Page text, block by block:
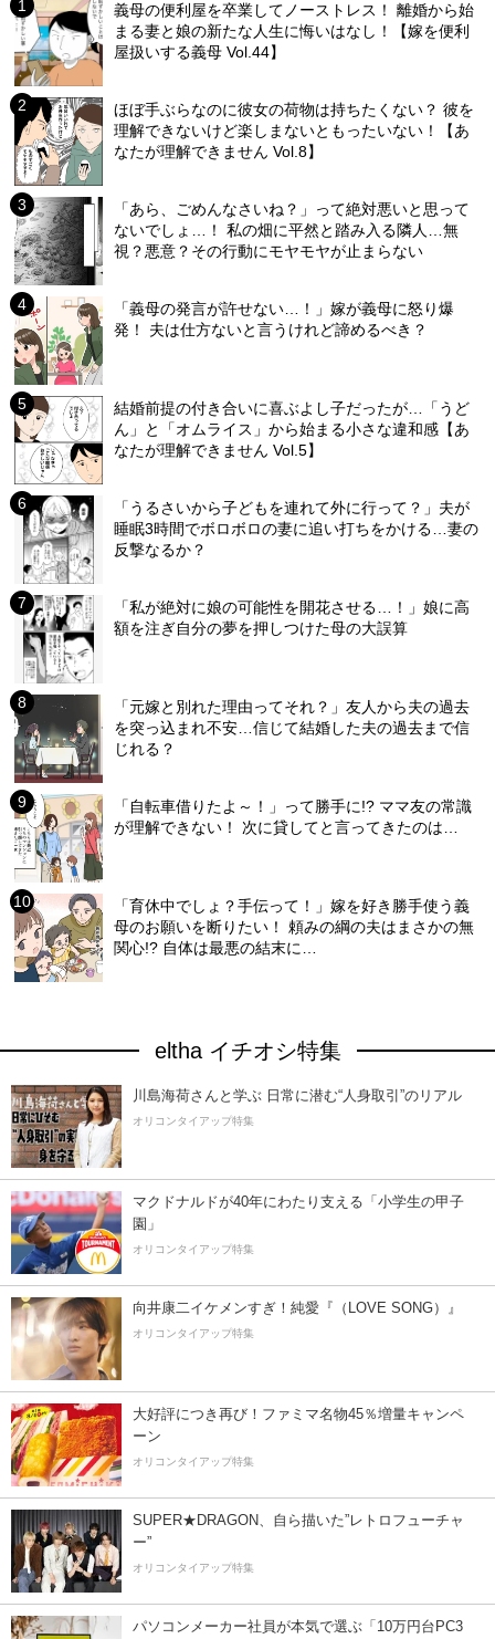
義母の便利屋を卒業してノーストレス！ 離婚から始
まる妻と娘の新たな人生に悔いはなし！【嫁を便利
屋扱いする義母 Vol.44】
ほぼ手ぶらなのに彼女の荷物は持ちたくない？ 彼を
理解できないけど楽しまないともったいない！【あ
なたが理解できません Vol.8】
「あら、ごめんなさいね？」って絶対悪いと思って
ないでしょ…！ 私の畑に平然と踏み入る隣人…無
視？悪意？その行動にモヤモヤが止まらない
「義母の発言が許せない…！」嫁が義母に怒り爆
発！ 夫は仕方ないと言うけれど諦めるべき？
結婚前提の付き合いに喜ぶよし子だったが…「うど
ん」と「オムライス」から始まる小さな違和感【あ
なたが理解できません Vol.5】
「うるさいから子どもを連れて外に行って？」夫が
睡眠3時間でボロボロの妻に追い打ちをかける…妻の
反撃なるか？
「私が絶対に娘の可能性を開花させる…！」娘に高
額を注ぎ自分の夢を押しつけた母の大誤算
「元嫁と別れた理由ってそれ？」友人から夫の過去
を突っ込まれ不安…信じて結婚した夫の過去まで信
じれる？
「自転車借りたよ～！」って勝手に!? ママ友の常識
が理解できない！ 次に貸してと言ってきたのは…
「育休中でしょ？手伝って！」嫁を好き勝手使う義
母のお願いを断りたい！ 頼みの綱の夫はまさかの無
関心!? 自体は最悪の結末に…
eltha イチオシ特集
川島海荷さんと学ぶ 日常に潜む“人身取引”のリアル
オリコンタイアップ特集
マクドナルドが40年にわたり支える「小学生の甲子
園」
オリコンタイアップ特集
向井康二イケメンすぎ！純愛『（LOVE SONG）』
オリコンタイアップ特集
大好評につき再び！ファミマ名物45％増量キャンペ
ーン
オリコンタイアップ特集
SUPER★DRAGON、自ら描いた”レトロフューチャ
ー”
オリコンタイアップ特集
パソコンメーカー社員が本気で選ぶ「10万円台PC3